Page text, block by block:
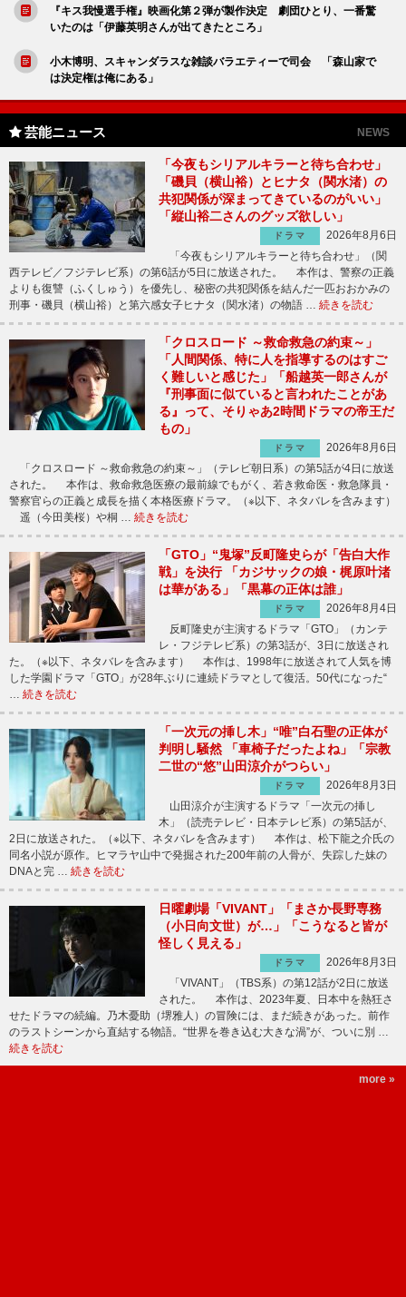
『キス我慢選手権』映画化第２弾が製作決定 劇団ひとり、一番驚
いたのは「伊藤英明さんが出てきたところ」
小木博明、スキャンダラスな雑談バラエティーで司会 「森山家で
は決定権は俺にある」
芸能ニュース NEWS
「今夜もシリアルキラーと待ち合わせ」
「磯貝（横山裕）とヒナタ（関水渚）の
共犯関係が深まってきているのがいい」
「縦山裕二さんのグッズ欲しい」
ドラマ
2026年8月6日
「今夜もシリアルキラーと待ち合わせ」（関
西テレビ／フジテレビ系）の第6話が5日に放送された。 本作は、警察の正義
よりも復讐（ふくしゅう）を優先し、秘密の共犯関係を結んだ一匹おおかみの
刑事・磯貝（横山裕）と第六感女子ヒナタ（関水渚）の物語 … 続きを読む
「クロスロード ～救命救急の約束～」
「人間関係、特に人を指導するのはすご
く難しいと感じた」「船越英一郎さんが
『刑事面に似ていると言われたことがあ
る』って、そりゃあ2時間ドラマの帝王だ
もの」
ドラマ
2026年8月6日
「クロスロード ～救命救急の約束～」（テレビ朝日系）の第5話が4日に放送
された。 本作は、救命救急医療の最前線でもがく、若き救命医・救急隊員・
警察官らの正義と成長を描く本格医療ドラマ。（※以下、ネタバレを含みます）
遥（今田美桜）や桐 … 続きを読む
「GTO」“鬼塚”反町隆史らが「告白大作
戦」を決行 「カジサックの娘・梶原叶渚
は華がある」「黒幕の正体は誰」
ドラマ
2026年8月4日
反町隆史が主演するドラマ「GTO」（カンテ
レ・フジテレビ系）の第3話が、3日に放送され
た。（※以下、ネタバレを含みます） 本作は、1998年に放送されて人気を博
した学園ドラマ「GTO」が28年ぶりに連続ドラマとして復活。50代になった“
… 続きを読む
「一次元の挿し木」“唯”白石聖の正体が
判明し騒然 「車椅子だったよね」「宗教
二世の“悠”山田涼介がつらい」
ドラマ
2026年8月3日
山田涼介が主演するドラマ「一次元の挿し
木」（読売テレビ・日本テレビ系）の第5話が、
2日に放送された。（※以下、ネタバレを含みます） 本作は、松下龍之介氏の
同名小説が原作。ヒマラヤ山中で発掘された200年前の人骨が、失踪した妹の
DNAと完 … 続きを読む
日曜劇場「VIVANT」「まさか長野専務
（小日向文世）が…」「こうなると皆が
怪しく見える」
ドラマ
2026年8月3日
「VIVANT」（TBS系）の第12話が2日に放送
された。 本作は、2023年夏、日本中を熱狂さ
せたドラマの続編。乃木憂助（堺雅人）の冒険には、まだ続きがあった。前作
のラストシーンから直結する物語。“世界を巻き込む大きな渦”が、ついに別 …
続きを読む
more »